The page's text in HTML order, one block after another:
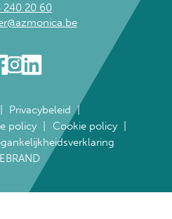
240 20 60
Privacybeleid
policy
Cookie policy